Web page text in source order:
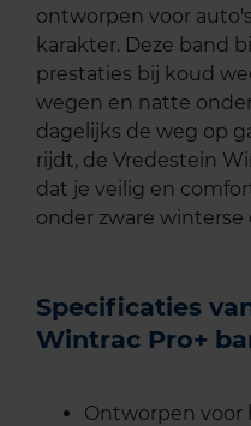
ontworpen voor
karakter. Deze band
prestaties bij koud
wegen en natte
dagelijks de weg op
rijdt, de Vredestein
dat je veilig en
onder zware
Specificaties
Wintrac Pro+
Ontworpen voor